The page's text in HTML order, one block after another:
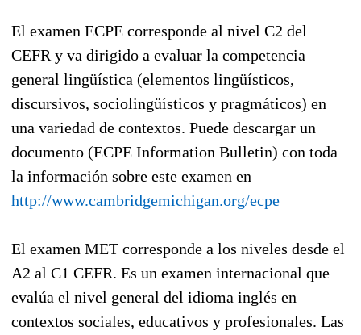
El examen ECPE corresponde al nivel C2 del
CEFR y va dirigido a evaluar la competencia
general lingüística (elementos lingüísticos,
discursivos, sociolingüísticos y pragmáticos) en
una variedad de contextos. Puede descargar un
documento (ECPE Information Bulletin) con toda
la información sobre este examen en
http://www.cambridgemichigan.org/ecpe
El examen MET corresponde a los niveles desde el
A2 al C1 CEFR. Es un examen internacional que
evalúa el nivel general del idioma inglés en
contextos sociales, educativos y profesionales. Las